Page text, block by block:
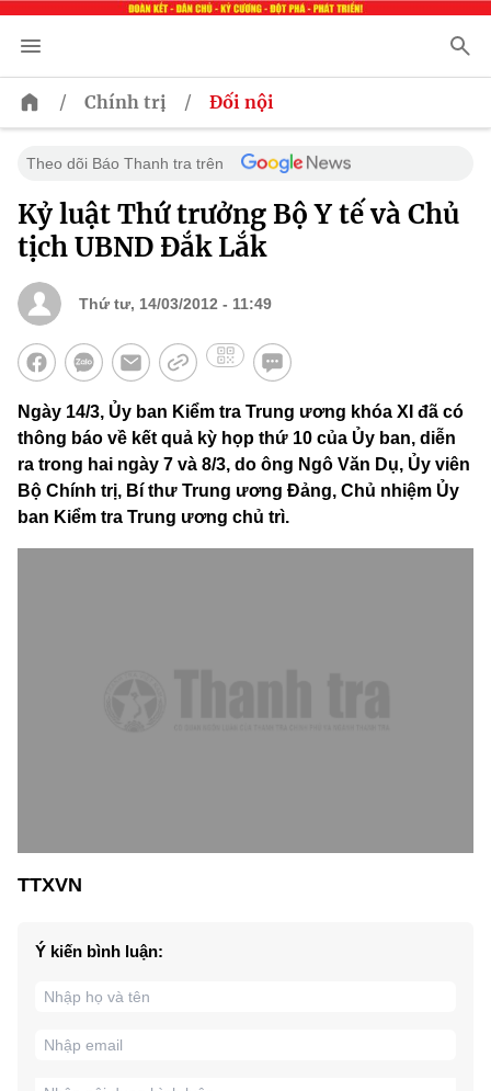
/ Chính trị / Đối nội
Theo dõi Báo Thanh tra trên
Kỷ luật Thứ trưởng Bộ Y tế và Chủ
tịch UBND Đắk Lắk
Thứ tư, 14/03/2012 - 11:49
Ngày 14/3, Ủy ban Kiểm tra Trung ương khóa XI đã có
thông báo về kết quả kỳ họp thứ 10 của Ủy ban, diễn
ra trong hai ngày 7 và 8/3, do ông Ngô Văn Dụ, Ủy viên
Bộ Chính trị, Bí thư Trung ương Đảng, Chủ nhiệm Ủy
ban Kiểm tra Trung ương chủ trì.
TTXVN
Ý kiến bình luận: